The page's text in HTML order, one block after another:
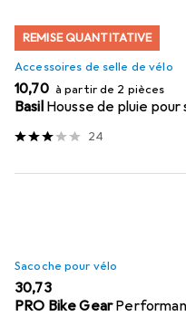
REMISE QUANTITATIVE
Accessoires de selle de vélo
EUR
10,70 à partir de 2 pièces
Basil Housse de pluie
24
Sacoche pour vélo
EUR
30,73
PRO Bike Gear